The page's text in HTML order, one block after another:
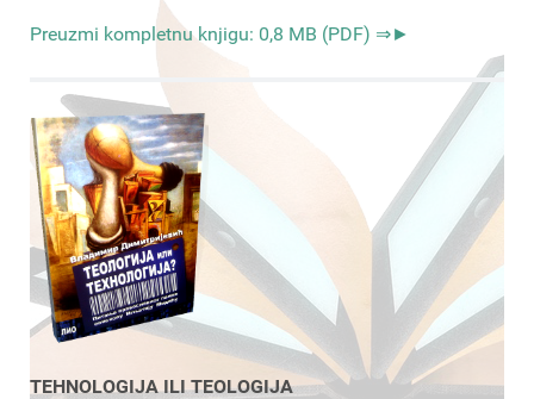
Preuzmi kompletnu knjigu: 0,8 MB (PDF) ⇒►
TEHNOLOGIJA ILI TEOLOGIJA